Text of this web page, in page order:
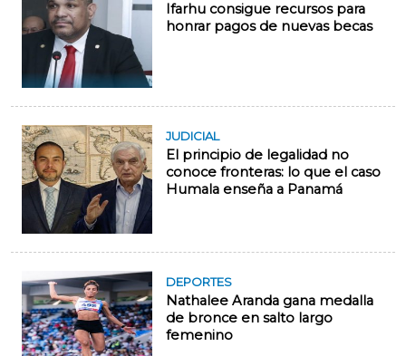
Ifarhu consigue recursos para
honrar pagos de nuevas becas
JUDICIAL
El principio de legalidad no
conoce fronteras: lo que el caso
Humala enseña a Panamá
DEPORTES
Nathalee Aranda gana medalla
de bronce en salto largo
femenino